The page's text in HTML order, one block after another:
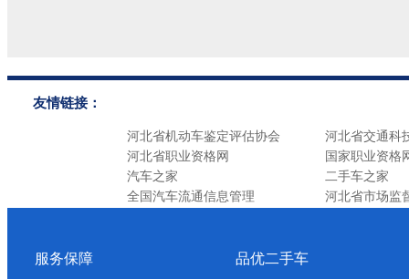
友情链接：
河北省机动车鉴定评估协会
河北省交通科
河北省职业资格网
国家职业资格
汽车之家
二手车之家
全国汽车流通信息管理
河北省市场监
服务保障 品优二手车